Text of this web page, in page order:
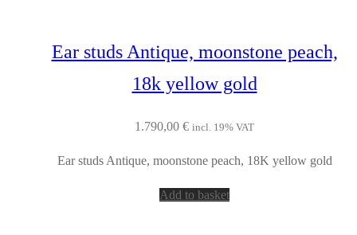
Ear studs Antique, moonstone peach,
18k yellow gold
1.790,00 € incl. 19% VAT
Ear studs Antique, moonstone peach, 18K yellow gold
Add to basket